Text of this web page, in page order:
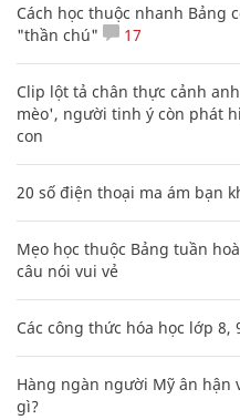
Cách học thuộc nhanh Bảng
"thần chú"
17
Clip lột tả chân thực cảnh
mèo', người tinh ý còn phát
con
20 số điện thoại ma ám bạn
Mẹo học thuộc Bảng tuần
câu nói vui vẻ
Các công thức hóa học lớp 8,
Hàng ngàn người Mỹ ân hận
gì?